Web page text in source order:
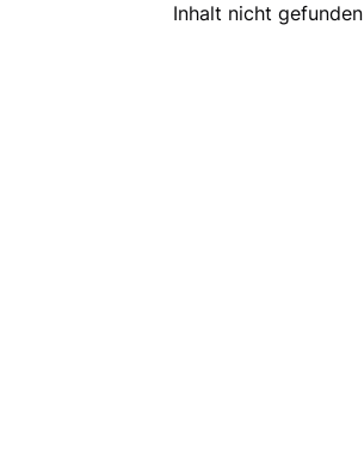
Inhalt nicht gefunden